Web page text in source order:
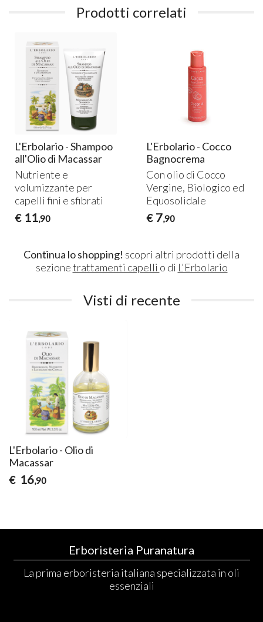
Prodotti correlati
L'Erbolario - Shampoo
all'Olio di Macassar
Nutriente e
volumizzante per
capelli fini e sfibrati
€ 11,90
L'Erbolario - Cocco
Bagnocrema
Con olio di Cocco
Vergine, Biologico ed
Equosolidale
€ 7,90
Continua lo shopping! scopri altri prodotti della
sezionetrattamenti capelli o di L'Erbolario
Visti di recente
L'Erbolario - Olio di
Macassar
€ 16,90
Erboristeria Puranatura
La prima erboristeria italiana specializzata in oli
essenziali